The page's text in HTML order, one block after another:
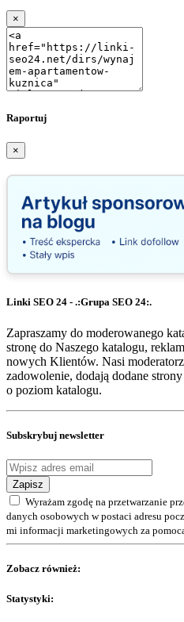
×
Raportuj
×
Linki SEO 24 - .:Grupa SEO 24:.
Zapraszamy do moderowanego
stronę do Naszego katalogu,
nowych Klientów. Nasi
zadowolenie, dodają dodane
o poziom katalogu.
Subskrybuj newsletter
Zapisz
Wyrażam zgodę na przetwarzanie
danych osobowych w postaci adresu
mi informacji marketingowych za
Zobacz również:
Statystyki: